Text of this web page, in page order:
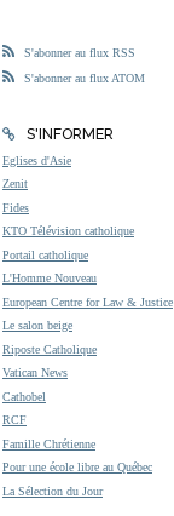
S'abonner au flux RSS
S'abonner au flux ATOM
S'INFORMER
Eglises d'Asie
Zenit
Fides
KTO Télévision catholique
Portail catholique
L'Homme Nouveau
European Centre for Law & Justice
Le salon beige
Riposte Catholique
Vatican News
Cathobel
RCF
Famille Chrétienne
Pour une école libre au Québec
La Sélection du Jour